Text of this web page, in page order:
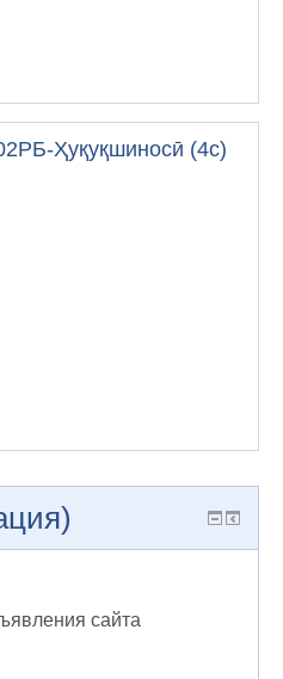
Ҳуқуқшиносӣ (4с)
сайта